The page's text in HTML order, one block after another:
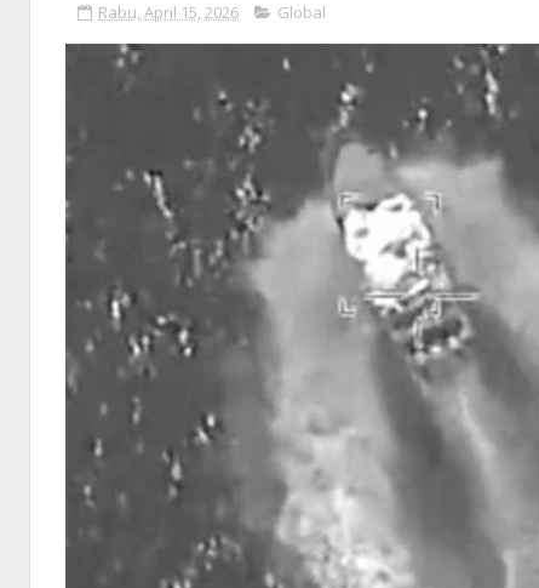
Rabu, April 15, 2026 Global